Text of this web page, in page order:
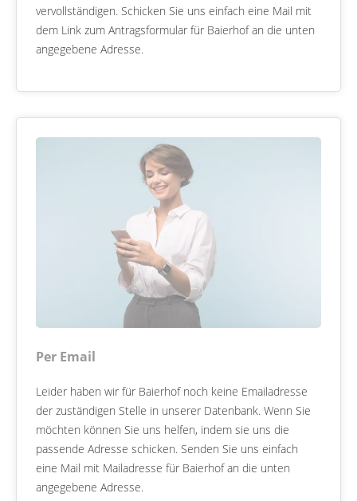
vervollständigen. Schicken Sie uns einfach eine Mail mit
dem Link zum Antragsformular für Baierhof an die unten
angegebene Adresse.
Per Email
Leider haben wir für Baierhof noch keine Emailadresse
der zuständigen Stelle in unserer Datenbank. Wenn Sie
möchten können Sie uns helfen, indem sie uns die
passende Adresse schicken. Senden Sie uns einfach
eine Mail mit Mailadresse für Baierhof an die unten
angegebene Adresse.